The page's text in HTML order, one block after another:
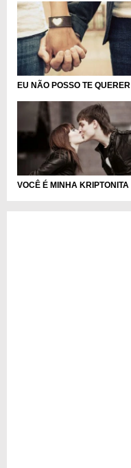
EU NÃO POSSO TE QUERER
VOCÊ É MINHA KRIPTONITA